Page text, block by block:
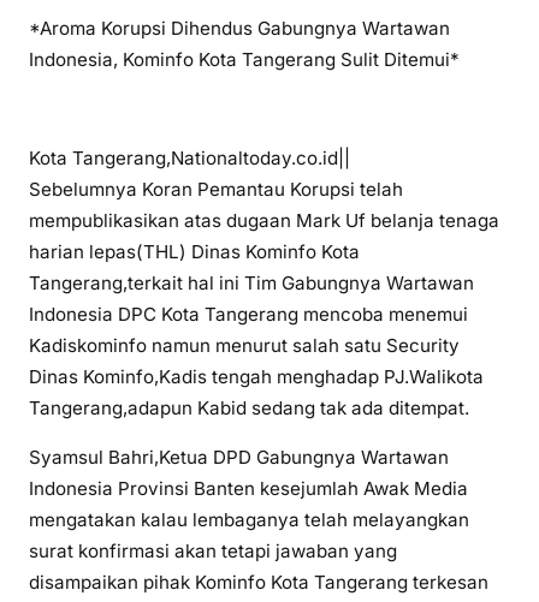
*Aroma Korupsi Dihendus Gabungnya Wartawan
Indonesia, Kominfo Kota Tangerang Sulit Ditemui*
Kota Tangerang,Nationaltoday.co.id||
Sebelumnya Koran Pemantau Korupsi telah
mempublikasikan atas dugaan Mark Uf belanja tenaga
harian lepas(THL) Dinas Kominfo Kota
Tangerang,terkait hal ini Tim Gabungnya Wartawan
Indonesia DPC Kota Tangerang mencoba menemui
Kadiskominfo namun menurut salah satu Security
Dinas Kominfo,Kadis tengah menghadap PJ.Walikota
Tangerang,adapun Kabid sedang tak ada ditempat.
Syamsul Bahri,Ketua DPD Gabungnya Wartawan
Indonesia Provinsi Banten kesejumlah Awak Media
mengatakan kalau lembaganya telah melayangkan
surat konfirmasi akan tetapi jawaban yang
disampaikan pihak Kominfo Kota Tangerang terkesan